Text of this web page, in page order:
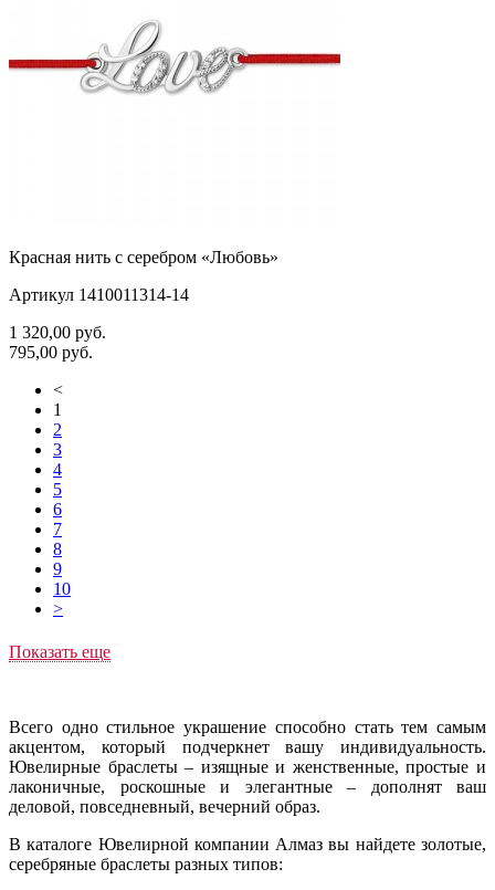
Красная нить с серебром «Любовь»
Артикул 1410011314-14
1 320,00 руб.
795,00 руб.
<
1
2
3
4
5
6
7
8
9
10
>
Показать еще
Всего одно стильное украшение способно стать тем самым
акцентом, который подчеркнет вашу индивидуальность.
Ювелирные браслеты – изящные и женственные, простые и
лаконичные, роскошные и элегантные – дополнят ваш
деловой, повседневный, вечерний образ.
В каталоге Ювелирной компании Алмаз вы найдете золотые,
серебряные браслеты разных типов: